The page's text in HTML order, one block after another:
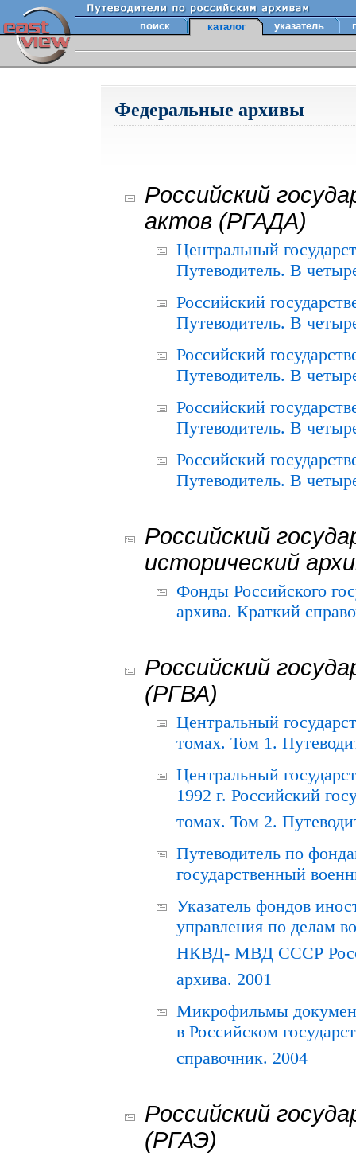
поиск каталог указатель
Федеральные архивы
Российский
актов (РГАДА)
Центральный
Путеводитель. В
Российский
Путеводитель. В
Российский
Путеводитель. В
Российский
Путеводитель. В
Российский
Путеводитель. В
Российский
исторический
Фонды Российского
архива. Краткий
Российский
(РГВА)
Центральный
томах. Том 1.
Центральный
1992 г. Российский
томах. Том 2.
Путеводитель по
государственный
Указатель фондов
управления по делам
НКВД- МВД СССР
архива. 2001
Микрофильмы
в Российском
справочник. 2004
Российский
(РГАЭ)